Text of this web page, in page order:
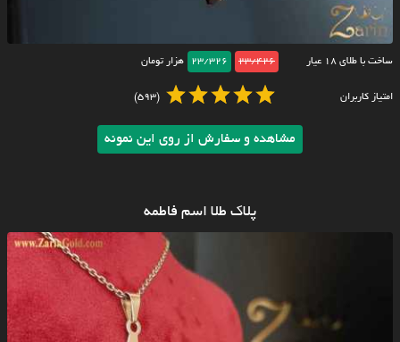
ساخت با طلای ۱۸ عیار 23/426
23/326 هزار تومان
امتیاز کاربران (593)
مشاهده و سفارش از روی این نمونه
پلاک طلا اسم فاطمه